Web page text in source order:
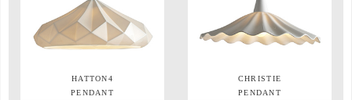
HATTON4
PENDANT
CHRISTIE
PENDANT